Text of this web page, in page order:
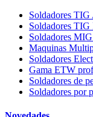
Soldadores
Soldadores TIG
Soldadores
Maquinas
Soldadores
Gama ETW
Soldadores de
Soldadores por